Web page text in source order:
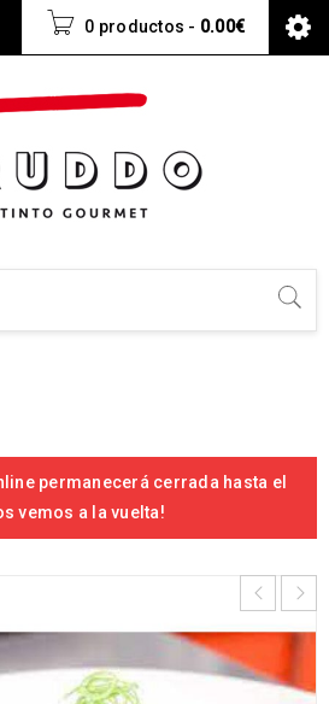
0 productos - 0.00€
permanecerá cerrada hasta el
vemos a la vuelta!